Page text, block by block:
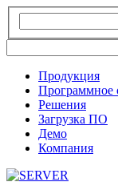
Продукция
Программное
Решения
Загрузка ПО
Демо
Компания